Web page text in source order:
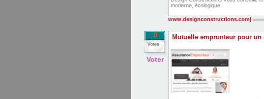
moderne, écologique.
www.designconstructions.com
0
Votes
Voter
Mutuelle emprunteur pour